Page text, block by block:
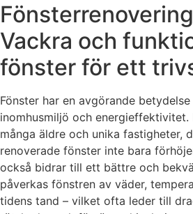
Vackra och
fönster för ett
Fönster har en avgörande
inomhusmiljö och energieffektivitet.
många äldre och unika fastigheter,
renoverade fönster inte bara
också bidrar till ett bättre och
påverkas fönstren av väder,
tidens tand – vilket ofta leder till